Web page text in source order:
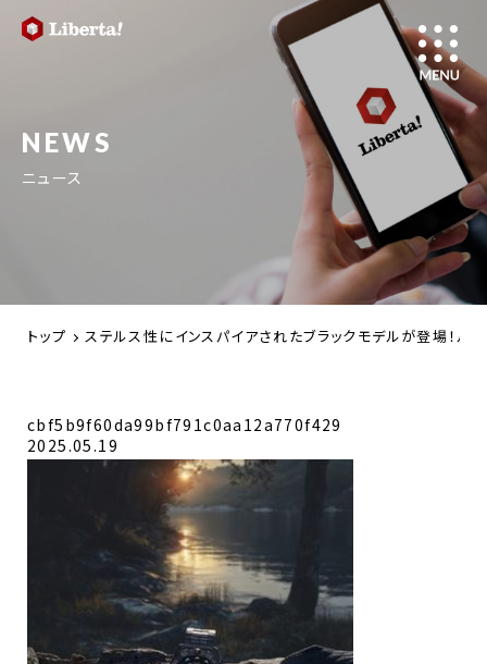
NEWS
ニュース
トップ ステルス性にインスパイアされたブラックモデルが登場！ル
cbf5b9f60da99bf791c0aa12a770f429
2025.05.19